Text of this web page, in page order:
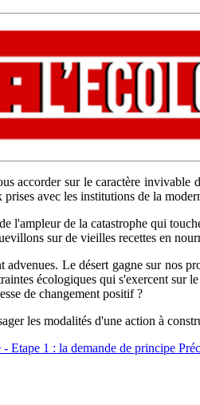
accorder sur le caractère
avec les institutions de la
l'ampleur de la catastrophe qui
sur de vieilles recettes en
advenues. Le désert gagne sur nos
écologiques qui s'exercent sur
de changement positif ?
les modalités d'une action à
Etape 1 : la demande de principe